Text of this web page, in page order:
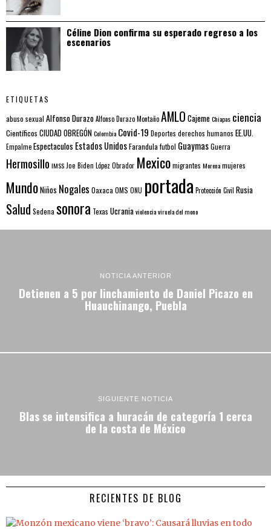
Céline Dion confirma su esperado regreso a los
escenarios
ETIQUETAS
abuso sexual Alfonso DurazoAlfonso Durazo MontañoAMLO CajemeChiapas ciencia
Científicos CIUDAD OBREGÓNColombia Covid-19 Deportes derechos humanos EE.UU.
EmpalmeEspectaculos Estados UnidosFarandulafutbol GuaymasGuerra
Hermosillo IMSSJoe Biden López Obrador Mexicomigrantes Morenamujeres
MundoNiños Nogales Oaxaca OMS ONU portada Protección Civil Rusia
Salud Sedena sonora Texas Ucraniaviolenciaviruela del mono
NOTICIA ANTERIOR
Detienen a 5 por linchamiento de Daniel Picazo en
Huauchinango, Puebla
SIGUIENTE NOTICIA
Blas se intensifica a huracán de categoría 1 cerca
de la costa de México
RECIENTES DE BLOG